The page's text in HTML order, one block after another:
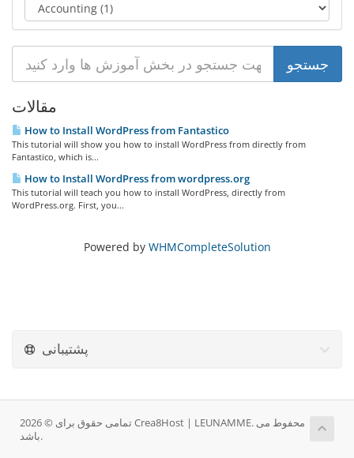
مقالات
How to Install WordPress from Fantastico
This tutorial will show you how to install WordPress from directly from
Fantastico, which is...
How to Install WordPress from wordpress.org
This tutorial will teach you how to install WordPress, directly from
WordPress.org. First, you...
Powered by WHMCompleteSolution
پشتیبانی
تمامی حقوق برای © 2026 Crea8Host | LEUNAMME. محفوط می
باشد.